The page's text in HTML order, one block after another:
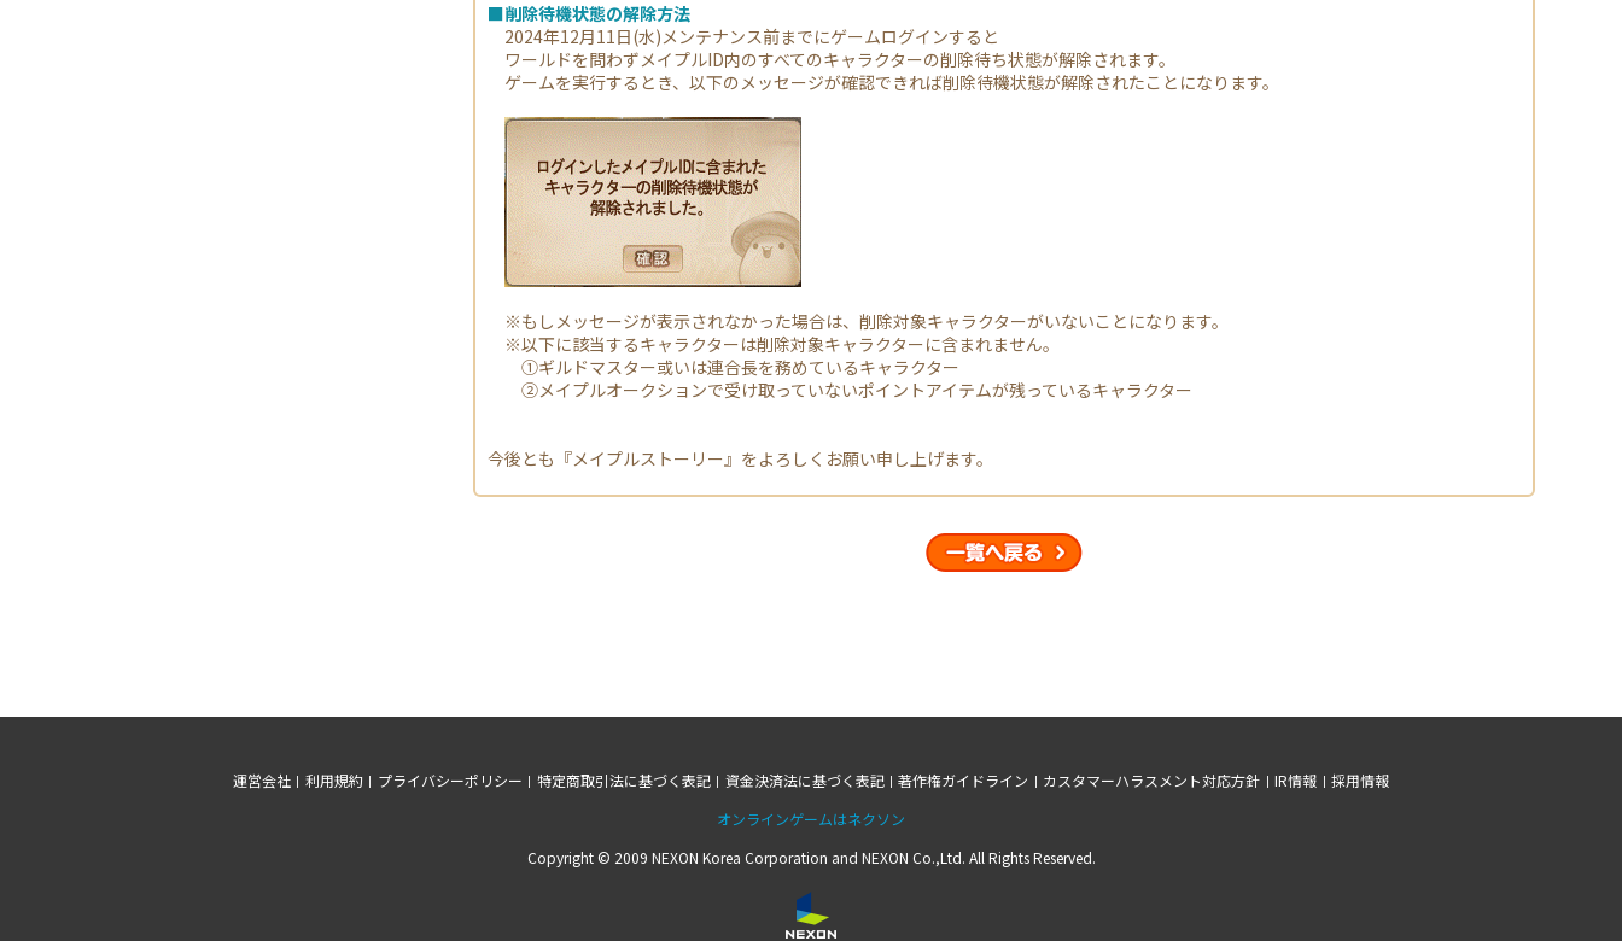
■削除待機状態の解除方法
2024年12月11日(水)メンテナンス前までにゲームログインすると
ワールドを問わずメイプルID内のすべてのキャラクターの削除待ち状態が解除されます。
ゲームを実行するとき、以下のメッセージが確認できれば削除待機状態が解除されたことになります。
※もしメッセージが表示されなかった場合は、削除対象キャラクターがいないことになります。
※以下に該当するキャラクターは削除対象キャラクターに含まれません。
①ギルドマスター或いは連合長を務めているキャラクター
②メイプルオークションで受け取っていないポイントアイテムが残っているキャラクター
今後とも『メイプルストーリー』をよろしくお願い申し上げます。
運営会社 利用規約 プライバシーポリシー 特定商取引法に基づく表記 資金決済法に基づく表記 著作権ガイドライン カスタマーハラスメント対応方針 IR情報
採用情報
オンラインゲームはネクソン
Copyright © 2009 NEXON Korea Corporation and NEXON Co.,Ltd. All Rights Reserved.